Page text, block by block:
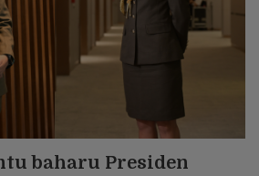
baharu Presiden